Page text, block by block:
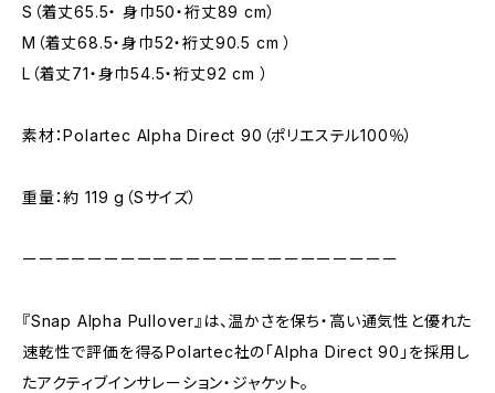
S（着丈65.5・ 身巾50・裄丈89 cm）
M（着丈68.5・身巾52・裄丈90.5 cm ）
L（着丈71・身巾54.5・裄丈92 cm ）
素材：Polartec Alpha Direct 90（ポリエステル100％）
重量：約 119 g（Sサイズ）
ーーーーーーーーーーーーーーーーーーーーーーー
『Snap Alpha Pullover』は、温かさを保ち・高い通気性と優れた
速乾性で評価を得るPolartec社の「Alpha Direct 90」を採用し
たアクティブインサレーション・ジャケット。